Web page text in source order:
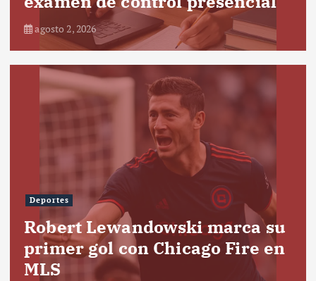
agosto 2, 2026
Deportes
Robert Lewandowski marca su
primer gol con Chicago Fire en
MLS